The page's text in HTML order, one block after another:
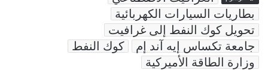
بطاريات السيارات الكهربائية
تحويل كوك النفط إلى غرافيت
جامعة تكساس إيه آند إم
كوك النفط
وزارة الطاقة الأميركية